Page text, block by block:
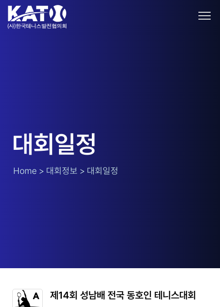
대회일정
Home > 대회정보 > 대회일정
제14회 성남배 전국 동호인 테니스대회